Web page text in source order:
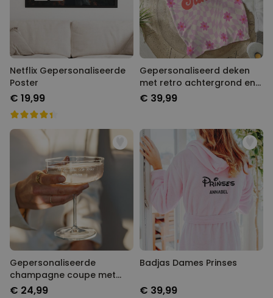
Netflix Gepersonaliseerde
Poster
€ 19,99
Gepersonaliseerd deken
met retro achtergrond en
naam
€ 39,99
Gepersonaliseerde
champagne coupe met
tekst
€ 24,99
Badjas Dames Prinses
€ 39,99